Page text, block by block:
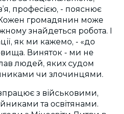
професією, - пояснює
Кожен громадянин може
знайдеться робота. І
як ми кажемо, - «до
Виняток - ми не
людей, яких судом
чи злочинцями.
з військовими,
та освітянами.